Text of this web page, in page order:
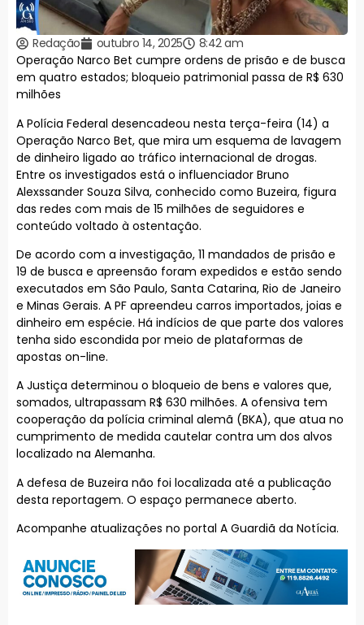
Redação outubro 14, 2025
8:42 am
Operação Narco Bet cumpre ordens de prisão e de busca
em quatro estados; bloqueio patrimonial passa de R$ 630
milhões
A Polícia Federal desencadeou nesta terça-feira (14) a
Operação Narco Bet, que mira um esquema de lavagem
de dinheiro ligado ao tráfico internacional de drogas.
Entre os investigados está o influenciador Bruno
Alexssander Souza Silva, conhecido como Buzeira, figura
das redes com mais de 15 milhões de seguidores e
conteúdo voltado à ostentação.
De acordo com a investigação, 11 mandados de prisão e
19 de busca e apreensão foram expedidos e estão sendo
executados em São Paulo, Santa Catarina, Rio de Janeiro
e Minas Gerais. A PF apreendeu carros importados, joias e
dinheiro em espécie. Há indícios de que parte dos valores
tenha sido escondida por meio de plataformas de
apostas on-line.
A Justiça determinou o bloqueio de bens e valores que,
somados, ultrapassam R$ 630 milhões. A ofensiva tem
cooperação da polícia criminal alemã (BKA), que atua no
cumprimento de medida cautelar contra um dos alvos
localizado na Alemanha.
A defesa de Buzeira não foi localizada até a publicação
desta reportagem. O espaço permanece aberto.
Acompanhe atualizações no portal A Guardiã da Notícia.